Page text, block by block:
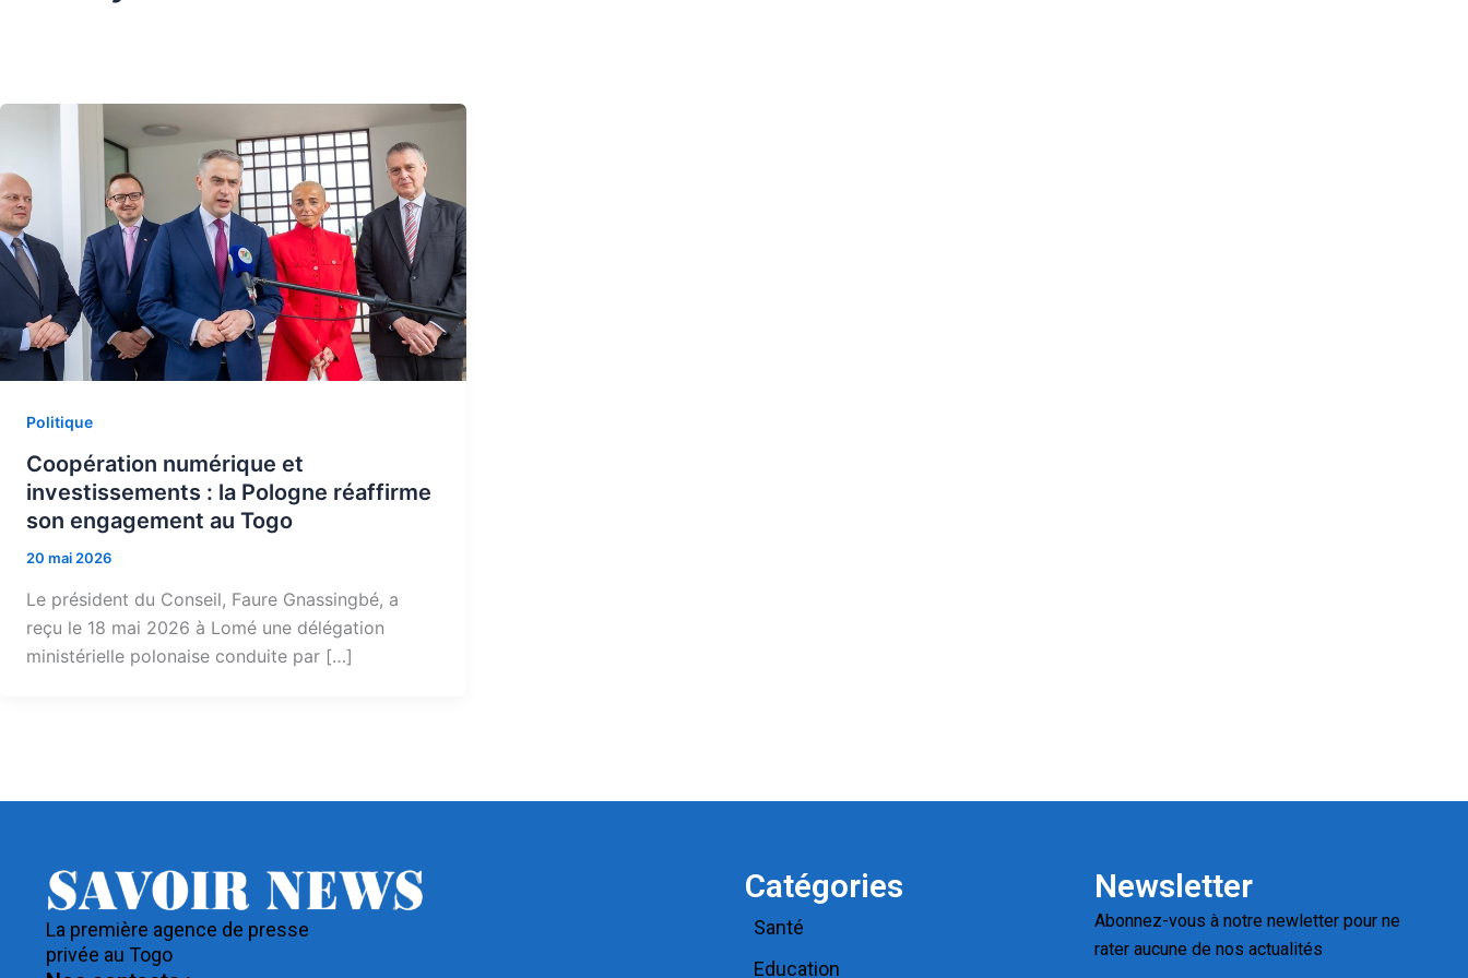
Politique
Coopération numérique et
investissements : la Pologne réaffirme
son engagement au Togo
20 mai 2026
Le président du Conseil, Faure Gnassingbé, a
reçu le 18 mai 2026 à Lomé une délégation
ministérielle polonaise conduite par […]
La première agence de presse
privée au Togo
Catégories
Santé
Education
Newsletter
Abonnez-vous à notre newletter pour ne
rater aucune de nos actualités